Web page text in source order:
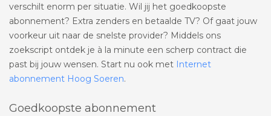
verschilt enorm per situatie. Wil jij het goedkoopste
abonnement? Extra zenders en betaalde TV? Of gaat jouw
voorkeur uit naar de snelste provider? Middels ons
zoekscript ontdek je à la minute een scherp contract die
past bij jouw wensen. Start nu ook met Internet
abonnement Hoog Soeren.
Goedkoopste abonnement